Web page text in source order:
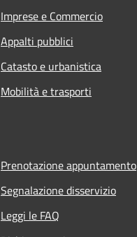
Imprese e Commercio
Appalti pubblici
Catasto e urbanistica
Mobilità e trasporti
Prenotazione appuntamento
Segnalazione disservizio
Leggi le FAQ